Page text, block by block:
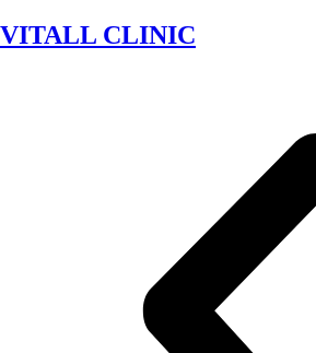
VITALL CLINIC